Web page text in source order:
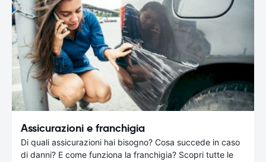
Assicurazioni e franchigia
Di quali assicurazioni hai bisogno? Cosa succede in caso
di danni? E come funziona la franchigia? Scopri tutte le